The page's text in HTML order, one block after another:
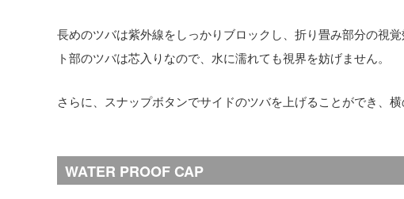
長めのツバは紫外線をしっかりブロックし、折り畳み部分の視
ト部のツバは芯入りなので、水に濡れても視界を妨げません。
さらに、スナップボタンでサイドのツバを上げることができ、横
WATER PROOF CAP